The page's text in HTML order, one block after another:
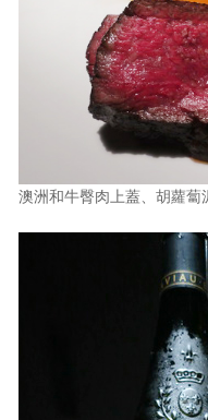
澳洲和牛臀肉上蓋、胡蘿